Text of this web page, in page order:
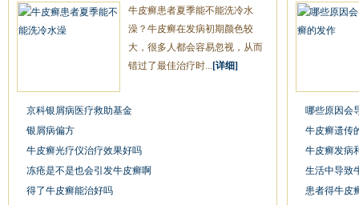
牛皮癣患者夏季能不能洗冷水
澡？牛皮癣在发病初期颜色较
大，很多人都会容易忽视，从而
错过了最佳治疗时... [详细]
京科银屑病医疗救助基金
银屑病偏方
牛皮癣光疗仪治疗效果好吗
冻疮是不是也会引发牛皮癣啊
得了牛皮癣能治好吗
哪些原因会
牛皮癣遗传
牛皮癣发病
生活中导致
患者得牛皮